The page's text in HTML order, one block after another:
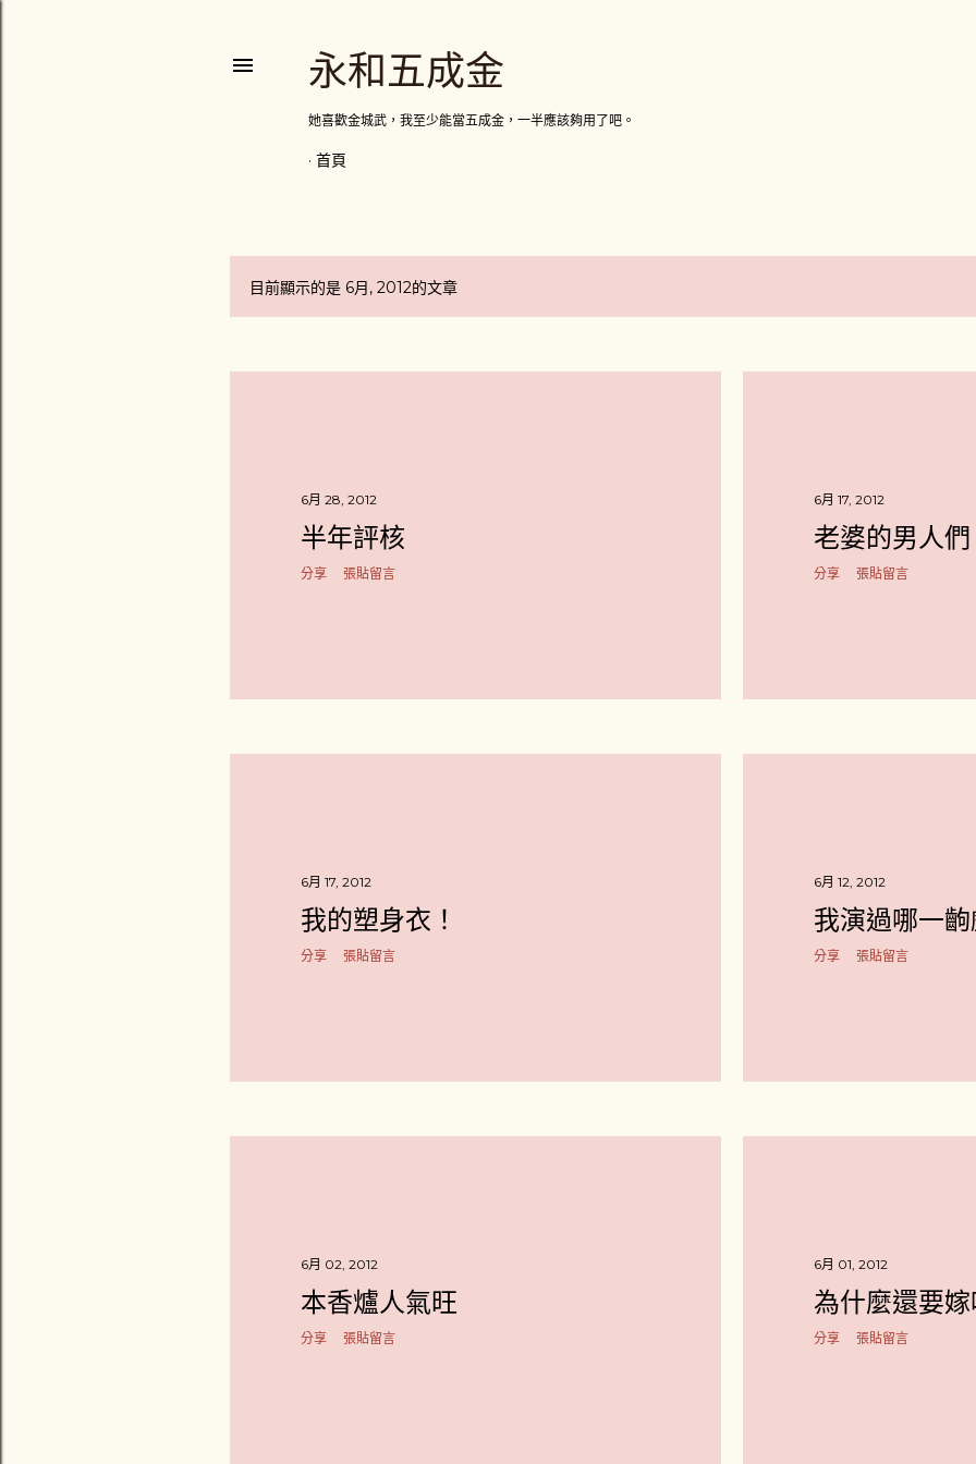
永和五成金
她喜歡金城武，我至少能當五成金，一半應該夠用了吧。
首頁
發
目前顯示的是 6月, 2012的文章
6月 28, 2012
半年評核
分享 張貼留言
6月 17, 2012
老婆的男人們
分享 張貼留言
6月 17, 2012
我的塑身衣！
分享 張貼留言
6月 12, 2012
我演過哪一
分享 張貼留言
6月 02, 2012
本香爐人氣旺
分享 張貼留言
6月 01, 2012
為什麼還要
分享 張貼留言